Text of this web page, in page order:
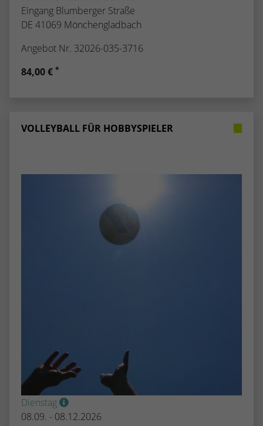
Eingang Blumberger Straße
DE 41069 Mönchengladbach
Angebot Nr. 32026-035-3716
84,00 € *
VOLLEYBALL FÜR HOBBYSPIELER
Dienstag
08.09. - 08.12.2026